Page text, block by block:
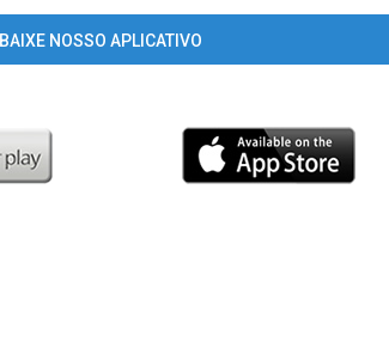
BAIXE NOSSO APLICATIVO